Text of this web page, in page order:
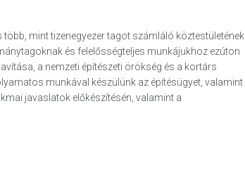
több, mint tizenegyezer tagot számláló köztestületének
és felelősségteljes munkájukhoz ezúton
a nemzeti építészeti örökség és a kortárs
munkával készülünk az építésügyet, valamint
javaslatok előkészítésén, valamint a